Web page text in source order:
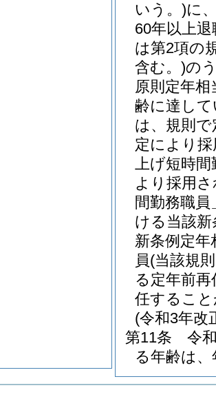
いう。)に
60年以上
は第2項の
含む。)の
原則定年
齢に達し
は、規則
定により
上げ短時間
より採用
間勤務職
ける当該
新条例定
員(当該規
る定年前
任するこ
(令和3年改
第11条
令
る年齢は